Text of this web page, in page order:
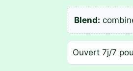
Blend:
Ouvert 7j/7